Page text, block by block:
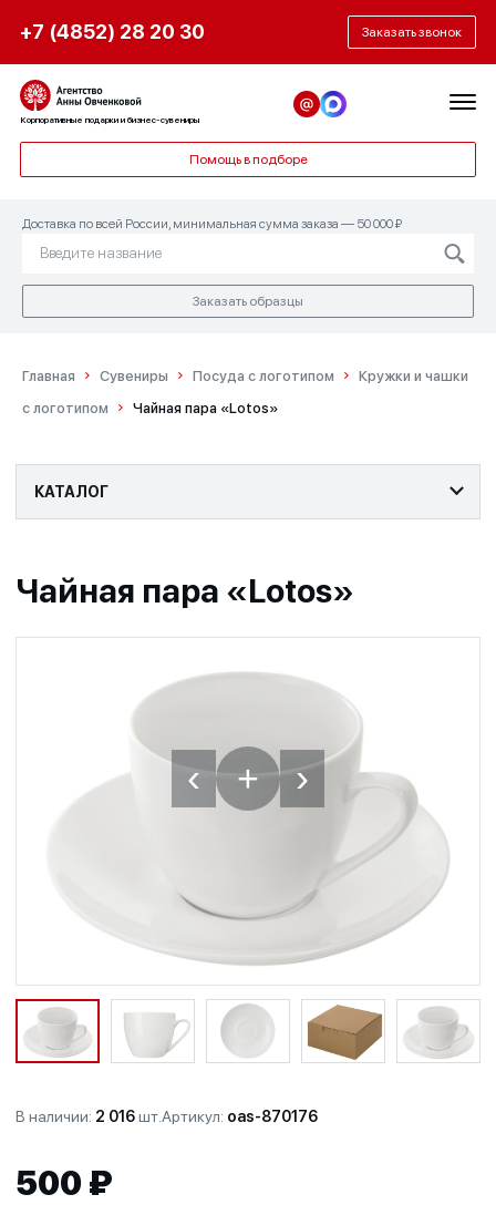
+7 (4852) 28 20 30 Заказать звонок
Корпоративные подарки и бизнес-сувениры
Помощь в подборе
Доставка по всей России, минимальная сумма заказа — 50 000 ₽
Заказать образцы
Главная Сувениры Посуда с логотипом
Кружки и чашки
с логотипом
Чайная пара «Lotos»
КАТАЛОГ
Чайная пара «Lotos»
‹ + ›
В наличии: 2 016шт.Артикул: oas-870176
500 ₽